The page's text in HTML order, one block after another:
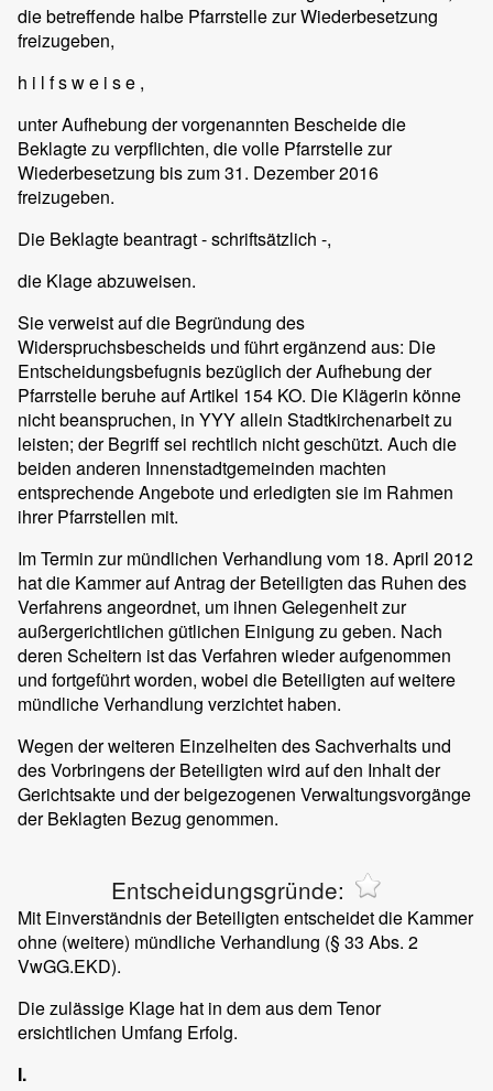
die betreffende halbe Pfarrstelle zur Wiederbesetzung
freizugeben,
h i l f s w e i s e ,
unter Aufhebung der vorgenannten Bescheide die
Beklagte zu verpflichten, die volle Pfarrstelle zur
Wiederbesetzung bis zum 31. Dezember 2016
freizugeben.
Die Beklagte beantragt - schriftsätzlich -,
die Klage abzuweisen.
Sie verweist auf die Begründung des
Widerspruchsbescheids und führt ergänzend aus: Die
Entscheidungsbefugnis bezüglich der Aufhebung der
Pfarrstelle beruhe auf Artikel 154 KO. Die Klägerin könne
nicht beanspruchen, in YYY allein Stadtkirchenarbeit zu
leisten; der Begriff sei rechtlich nicht geschützt. Auch die
beiden anderen Innenstadtgemeinden machten
entsprechende Angebote und erledigten sie im Rahmen
ihrer Pfarrstellen mit.
Im Termin zur mündlichen Verhandlung vom 18. April 2012
hat die Kammer auf Antrag der Beteiligten das Ruhen des
Verfahrens angeordnet, um ihnen Gelegenheit zur
außergerichtlichen gütlichen Einigung zu geben. Nach
deren Scheitern ist das Verfahren wieder aufgenommen
und fortgeführt worden, wobei die Beteiligten auf weitere
mündliche Verhandlung verzichtet haben.
Wegen der weiteren Einzelheiten des Sachverhalts und
des Vorbringens der Beteiligten wird auf den Inhalt der
Gerichtsakte und der beigezogenen Verwaltungsvorgänge
der Beklagten Bezug genommen.
Entscheidungsgründe:
Mit Einverständnis der Beteiligten entscheidet die Kammer
ohne (weitere) mündliche Verhandlung (§ 33 Abs. 2
VwGG.EKD).
Die zulässige Klage hat in dem aus dem Tenor
ersichtlichen Umfang Erfolg.
I.